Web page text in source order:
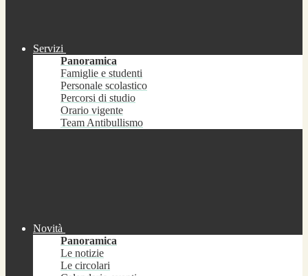
Servizi
Panoramica
Famiglie e studenti
Personale scolastico
Percorsi di studio
Orario vigente
Team Antibullismo
Novità
Panoramica
Le notizie
Le circolari